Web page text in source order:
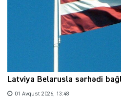
Latviya Belarusla sərhədi
01 Avqust 2026, 13:48